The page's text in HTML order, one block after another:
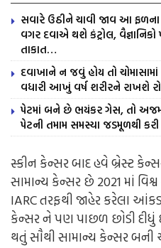
સવારે ઉઠીને ચાવી જાવ આ ફળના
વગર દવાએ થશે કંટ્રોલ,
તાકાત…
દવાખાને ન જવું હોય તો
વધારી આખું વર્ષ શરીરને રાખશે
પેટમાં બને છે ભયંકર ગેસ, તો
પેટની તમામ સમસ્યા જડમૂળથી
સ્કીન કેન્સર બાદ હવે બ્રેસ્ટ
સામાન્ય કેન્સર છે 2021 માં
IARC તરફથી જાહેર કરેલા
કેન્સર ને પણ પાછળ છોડી
થતું સૌથી સામાન્ય કેન્સર